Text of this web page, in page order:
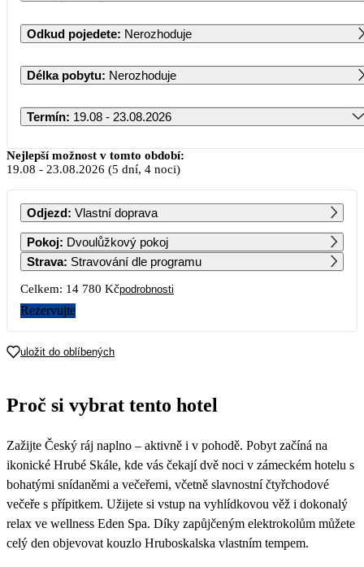
Odkud pojedete: Nerozhoduje
Délka pobytu: Nerozhoduje
Termín: 19.08 - 23.08.2026
Srpen 2026
PO ÚT ST ČT PÁ SO NE
1 2
3 4 5 6 7 8 9
17
24 25 26 27
31
Nejlepší možnost v tomto období:
19.08 - 23.08.2026 (5 dní, 4 noci)
Odjezd: Vlastní doprava
Pokoj: Dvoulůžkový pokoj
Strava: Stravování dle programu
Celkem: 14 780 Kčpodrobnosti
Rezervujte
uložit do oblíbených
Proč si vybrat tento hotel
Zažijte Český ráj naplno – aktivně i v pohodě. Pobyt začíná na
ikonické Hrubé Skále, kde vás čekají dvě noci v zámeckém hotelu s
bohatými snídaněmi a večeřemi, včetně slavnostní čtyřchodové
večeře s přípitkem. Užijete si vstup na vyhlídkovou věž i dokonalý
relax ve wellness Eden Spa. Díky zapůjčeným elektrokolům můžete
celý den objevovat kouzlo Hruboskalska vlastním tempem.